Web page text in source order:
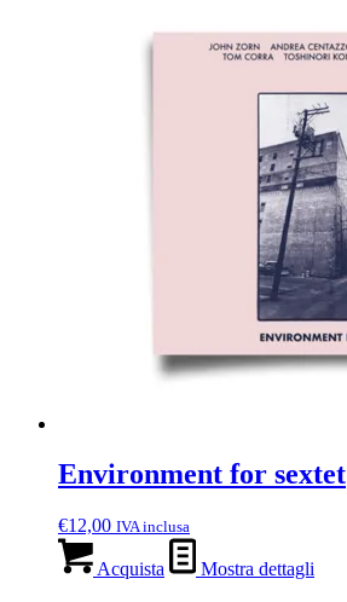
Environment for sextet
€12,00 IVA inclusa
Acquista Mostra dettagli